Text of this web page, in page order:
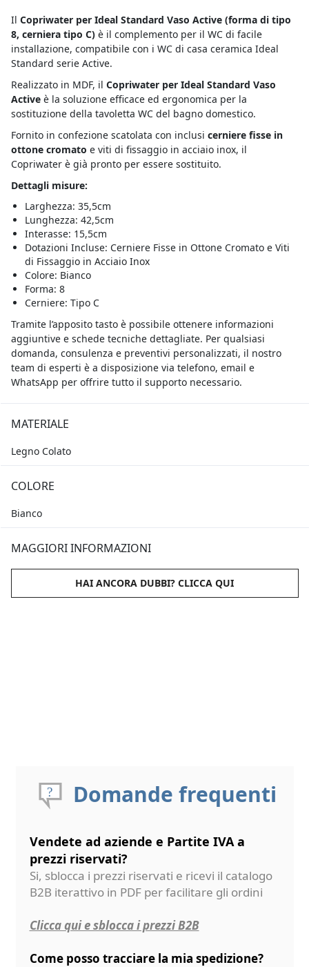
Il Copriwater per Ideal Standard Vaso Active (forma di tipo
8, cerniera tipo C) è il complemento per il WC di facile
installazione, compatibile con i WC di casa ceramica Ideal
Standard serie Active.
Realizzato in MDF, il Copriwater per Ideal Standard Vaso
Activeè la soluzione efficace ed ergonomica per la
sostituzione della tavoletta WC del bagno domestico.
Fornito in confezione scatolata con inclusi cerniere fisse in
ottone cromato e viti di fissaggio in acciaio inox, il
Copriwater è già pronto per essere sostituito.
Dettagli misure:
Larghezza: 35,5cm
Lunghezza: 42,5cm
Interasse: 15,5cm
Dotazioni Incluse: Cerniere Fisse in Ottone Cromato e Viti
di Fissaggio in Acciaio Inox
Colore: Bianco
Forma: 8
Cerniere: Tipo C
Tramite l’apposito tasto è possibile ottenere informazioni
aggiuntive e schede tecniche dettagliate. Per qualsiasi
domanda, consulenza e preventivi personalizzati, il nostro
team di esperti è a disposizione via telefono, email e
WhatsApp per offrire tutto il supporto necessario.
MATERIALE
Legno Colato
COLORE
Bianco
MAGGIORI INFORMAZIONI
HAI ANCORA DUBBI? CLICCA QUI
Domande frequenti
Vendete ad aziende e Partite IVA a
prezzi riservati?
Si, sblocca i prezzi riservati e ricevi il catalogo
B2B iterattivo in PDF per facilitare gli ordini
Clicca qui e sblocca i prezzi B2B
Come posso tracciare la mia spedizione?